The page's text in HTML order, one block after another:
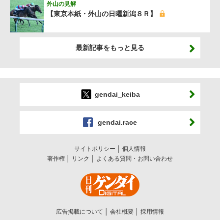
【東京本紙・外山の日曜新潟８Ｒ】
外山の見解
最新記事をもっと見る
gendai_keiba
gendai.race
サイトポリシー
個人情報
著作権
リンク よくある質問・お問い合わせ
広告掲載について 会社概要 採用情報